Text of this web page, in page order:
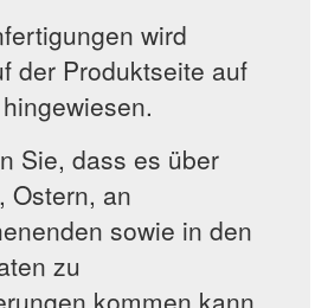
wird
der Produktseite auf
Sie, dass es über
Ostern, an
sowie in den
zu
kommen kann.